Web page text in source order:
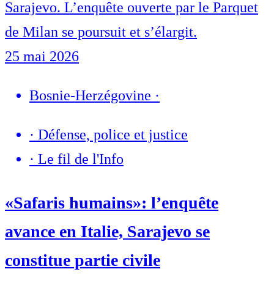
Sarajevo. L’enquête ouverte par le Parquet
de Milan se poursuit et s’élargit.
25 mai 2026
Bosnie-Herzégovine ·
· Défense, police et justice
· Le fil de l'Info
«Safaris humains»: l’enquête
avance en Italie, Sarajevo se
constitue partie civile